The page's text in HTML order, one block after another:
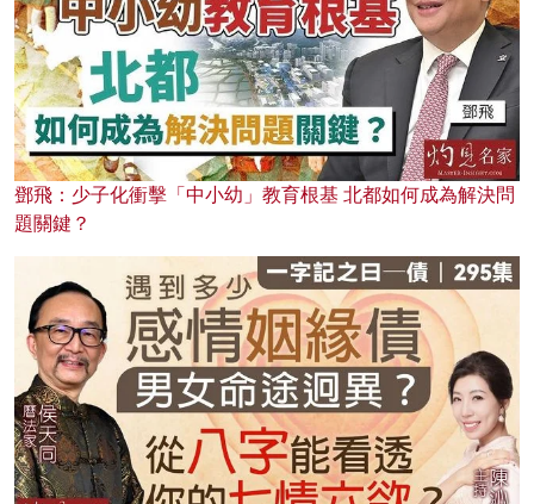
鄧飛：少子化衝擊「中小幼」教育根基 北都如何成為解決問
題關鍵？